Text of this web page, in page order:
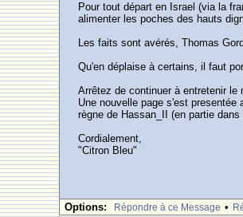
Pour tout départ en Israel (via la
alimenter les poches des hauts
Les faits sont avérés, Thomas
Qu'en déplaise à certains, il faut
Arrêtez de continuer à entretenir
Une nouvelle page s'est
règne de Hassan_II (en partie
Cordialement,
"Citron Bleu"
Options: Rèpondre à ce Message •